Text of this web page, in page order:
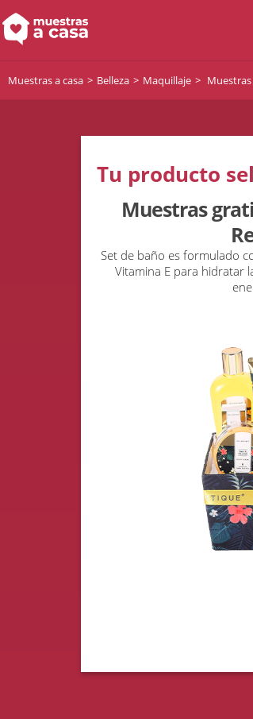
Muestras a casa Belleza Maquillaje
Tu producto
Muestras
Set de baño es formulado
Vitamina E para hidratar